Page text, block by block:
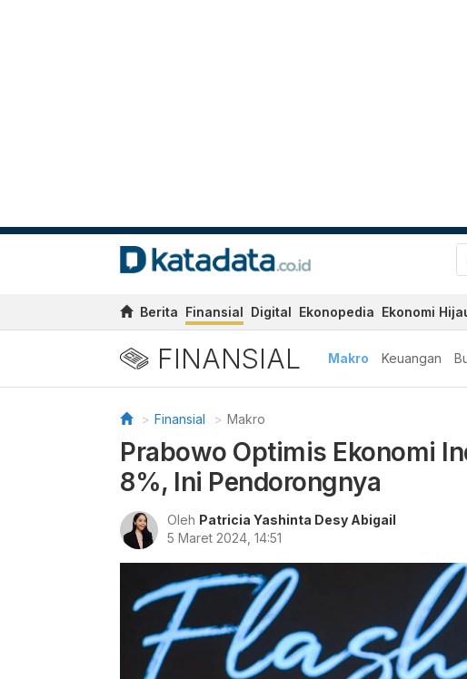
Berita Finansial Digital Ekonopedia Ekonomi
FINANSIAL Makro Keuangan
Finansial Makro
Prabowo Optimis Ekonomi
8%, Ini Pendorongnya
Oleh Patricia Yashinta Desy Abigail
5 Maret 2024, 14:51